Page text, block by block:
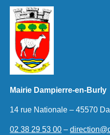
Mairie Dampierre-en-Burly
14 rue Nationale – 45570
02 38 29 53 00 –